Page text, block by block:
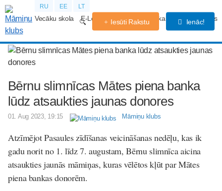
RU EE LT
Vecāku skola E-Lekcijas Grūtniecības kalendārs Forums
Iesūti Rakstu Ienāc!
Bērnu slimnīcas Mātes piena banka
lūdz atsaukties jaunas donores
01. Aug 2023, 19:15 Māmiņu klubs
Atzīmējot Pasaules zīdīšanas veicināšanas nedēļu, kas ik
gadu norit no 1. līdz 7. augustam, Bērnu slimnīca aicina
atsaukties jaunās māmiņas, kuras vēlētos kļūt par Mātes
piena bankas donorēm.